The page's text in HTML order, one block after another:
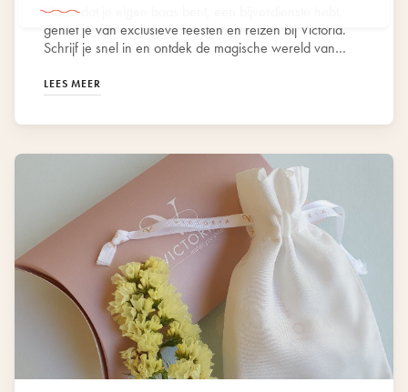
Naast dat je eigen baas bent, een bijverdienste hebt,
geniet je van exclusieve feesten en reizen bij Victoria.
Schrijf je snel in en ontdek de magische wereld van
LEES MEER